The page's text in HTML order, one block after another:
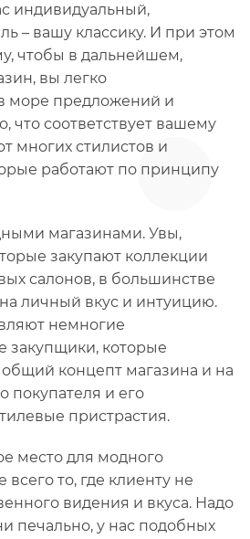
индивидуальный,
– вашу классику. И при этом
чтобы в дальнейшем,
вы легко
море предложений и
что соответствует вашему
многих стилистов и
работают по принципу
магазинами. Увы,
закупают коллекции
салонов, в большинстве
личный вкус и интуицию.
немногие
закупщики, которые
концепт магазина и на
покупателя и его
пристрастия.
место для модного
то, где клиенту не
видения и вкуса. Надо
печально, у нас подобных